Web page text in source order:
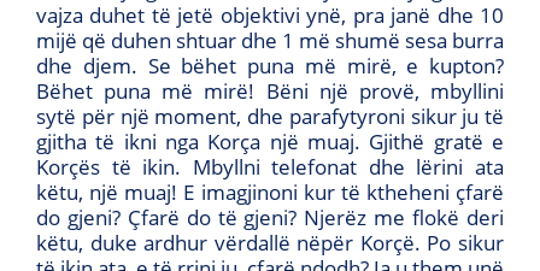
vajza duhet të jetë objektivi ynë, pra janë dhe 10
mijë që duhen shtuar dhe 1 më shumë sesa burra
dhe djem. Se bëhet puna më mirë, e kupton?
Bëhet puna më mirë! Bëni një provë, mbyllini
sytë për një moment, dhe parafytyroni sikur ju të
gjitha të ikni nga Korça një muaj. Gjithë gratë e
Korçës të ikin. Mbyllni telefonat dhe lërini ata
këtu, një muaj! E imagjinoni kur të ktheheni çfarë
do gjeni? Çfarë do të gjeni? Njerëz me flokë deri
këtu, duke ardhur vërdallë nëpër Korçë. Po sikur